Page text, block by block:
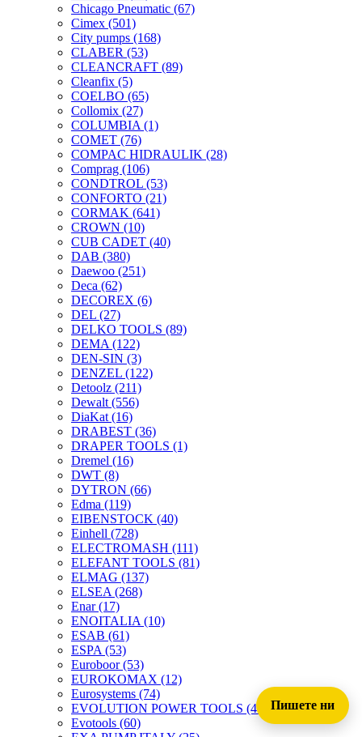
Chicago Pneumatic (67)
Cimex (501)
City pumps (168)
CLABER (53)
CLEANCRAFT (89)
Cleanfix (5)
COELBO (65)
Collomix (27)
COLUMBIA (1)
COMET (76)
COMPAC HIDRAULIK (28)
Comprag (106)
CONDTROL (53)
CONFORTO (21)
CORMAK (641)
CROWN (10)
CUB CADET (40)
DAB (380)
Daewoo (251)
Deca (62)
DECOREX (6)
DEL (27)
DELKO TOOLS (89)
DEMA (122)
DEN-SIN (3)
DENZEL (122)
Detoolz (211)
Dewalt (556)
DiaKat (16)
DRABEST (36)
DRAPER TOOLS (1)
Dremel (16)
DWT (8)
DYTRON (66)
Edma (119)
EIBENSTOCK (40)
Einhell (728)
ELECTROMASH (111)
ELEFANT TOOLS (81)
ELMAG (137)
ELSEA (268)
Enar(17)
ENOITALIA (10)
ESAB (61)
ESPA (53)
Euroboor(53)
EUROKOMAX (12)
Eurosystems (74)
EVOLUTION POWER TOOLS (45)
Evotools (60)
Пишете ни